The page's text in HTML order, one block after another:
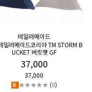
테일러메이드
일러메이드코리아 TM STORM B
UCKET 버킷햇 GF
37,000
37,000
0 ★★★★★ (0)